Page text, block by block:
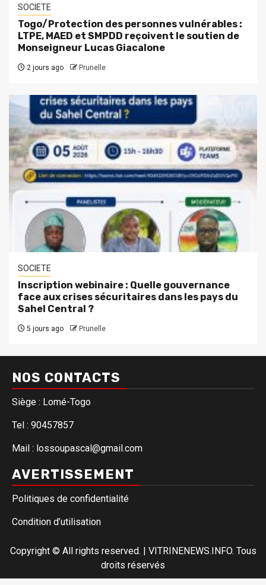
SOCIETE
Togo/Protection des personnes vulnérables :
LTPE, MAED et SMPDD reçoivent le soutien de
Monseigneur Lucas Giacalone
2 jours ago Prunelle
SOCIETE
Inscription webinaire : Quelle gouvernance
face aux crises sécuritaires dans les pays du
Sahel Central ?
5 jours ago Prunelle
NOS CONTACTS
Siège : Lomé-Togo
Tel : 90457857
Mail : lossoupascal@gmail.com
AVERTISSEMENT
Politiques de confidentialité
Condition d’utilisation
Copyright © All rights reserved. | VITRINENEWS.INFO. Tous
droits réservés